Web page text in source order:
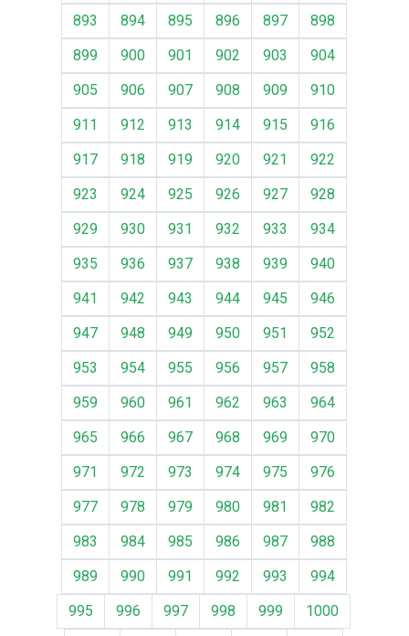
893
894 895 896 897
898
899
900 901 902 903
904
905
906 907 908 909
910
911
912 913 914 915
916
917
918 919 920 921
922
923
924 925 926 927
928
929
930 931 932 933
934
935
936 937 938 939
940
941
942 943 944 945
946
947
948 949 950 951
952
953
954 955 956 957
958
959
960 961 962 963
964
965
966 967 968 969
970
971
972 973 974 975
976
977
978 979 980 981
982
983
984 985 986 987
988
989
990 991 992 993
994
995
996 997 998 999
1000